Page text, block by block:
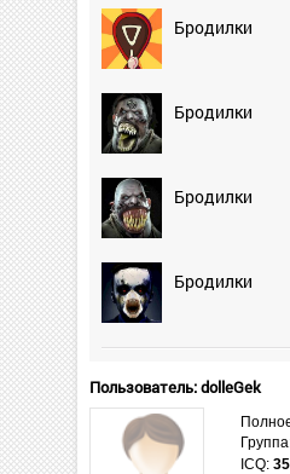
Бродилки
Бродилки
Бродилки
Бродилки
Пользователь: dolleGek
ICQ: